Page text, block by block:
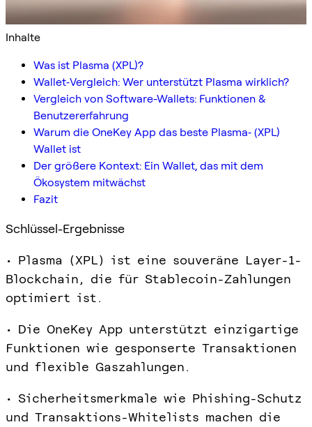
Inhalte
Was ist Plasma (XPL)?
Wallet‑Vergleich: Wer unterstützt Plasma wirklich?
Vergleich von Software-Wallets: Funktionen &
Benutzererfahrung
Warum die OneKey App das beste Plasma‑ (XPL)
Wallet ist
Der größere Kontext: Ein Wallet, das mit dem
Ökosystem mitwächst
Fazit
Schlüssel-Ergebnisse
• Plasma (XPL) ist eine souveräne Layer-1-
Blockchain, die für Stablecoin-Zahlungen
optimiert ist.
• Die OneKey App unterstützt einzigartige
Funktionen wie gesponserte Transaktionen
und flexible Gaszahlungen.
• Sicherheitsmerkmale wie Phishing-Schutz
und Transaktions-Whitelists machen die